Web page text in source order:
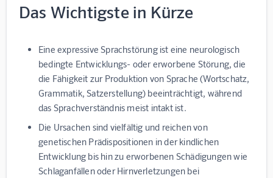
Das Wichtigste in Kürze
Eine expressive Sprachstörung ist eine neurologisch
bedingte Entwicklungs- oder erworbene Störung, die
die Fähigkeit zur Produktion von Sprache (Wortschatz,
Grammatik, Satzerstellung) beeinträchtigt, während
das Sprachverständnis meist intakt ist.
Die Ursachen sind vielfältig und reichen von
genetischen Prädispositionen in der kindlichen
Entwicklung bis hin zu erworbenen Schädigungen wie
Schlaganfällen oder Hirnverletzungen bei